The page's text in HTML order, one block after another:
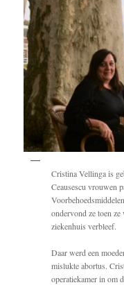
Cristina Vellinga is
Ceausescu vrouwen
ondervond ze toen
ziekenhuis verbleef.
Daar werd een
mislukte abortus.
operatiekamer in om